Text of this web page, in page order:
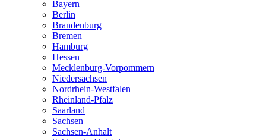
Bayern
Berlin
Brandenburg
Bremen
Hamburg
Hessen
Mecklenburg-Vorpommern
Niedersachsen
Nordrhein-Westfalen
Rheinland-Pfalz
Saarland
Sachsen
Sachsen-Anhalt